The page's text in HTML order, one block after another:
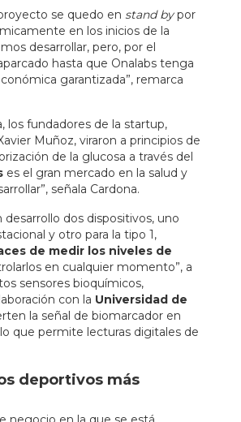
se quedo en stand bypor
en los inicios de la
desarrollar, pero, por el
hasta que Onalabs tenga
garantizada”, remarca
los fundadores de la startup,
Muñoz, viraron a principios de
de la glucosa a través del
es el gran mercado en la salud y
señala Cardona.
desarrollo dos dispositivos, uno
y otro para la tipo 1,
de medir los niveles de
en cualquier momento”, a
sensores bioquímicos,
con la Universidad de
la señal de biomarcador en
que permite lecturas digitales de
deportivos más